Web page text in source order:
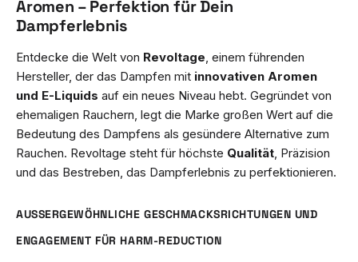
Aromen – Perfektion für Dein
Dampferlebnis
Entdecke die Welt von Revoltage , einem führenden
Hersteller, der das Dampfen mit innovativen Aromen
und E-Liquids auf ein neues Niveau hebt. Gegründet von
ehemaligen Rauchern, legt die Marke großen Wert auf die
Bedeutung des Dampfens als gesündere Alternative zum
Rauchen. Revoltage steht für höchste Qualität , Präzision
und das Bestreben, das Dampferlebnis zu perfektionieren.
AUSSERGEWÖHNLICHE GESCHMACKSRICHTUNGEN UND E
NGAGEMENT FÜR HARM-REDUCTION